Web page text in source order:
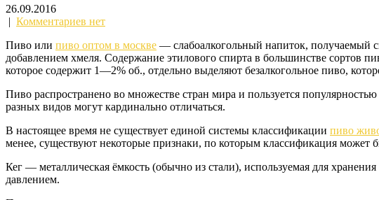
26.09.2016
| Комментариев нет
Пиво или пиво оптом в москве — слабоалкогольный напиток, получаемый
добавлением хмеля. Содержание этилового спирта в большинстве сортов
которое содержит 1—2% об., отдельно выделяют безалкогольное пиво,
Пиво распространено во множестве стран мира и пользуется
разных видов могут кардинально отличаться.
В настоящее время не существует единой системы классификации пиво
менее, существуют некоторые признаки, по которым классификация может
Кег — металлическая ёмкость (обычно из стали), используемая для
давлением.